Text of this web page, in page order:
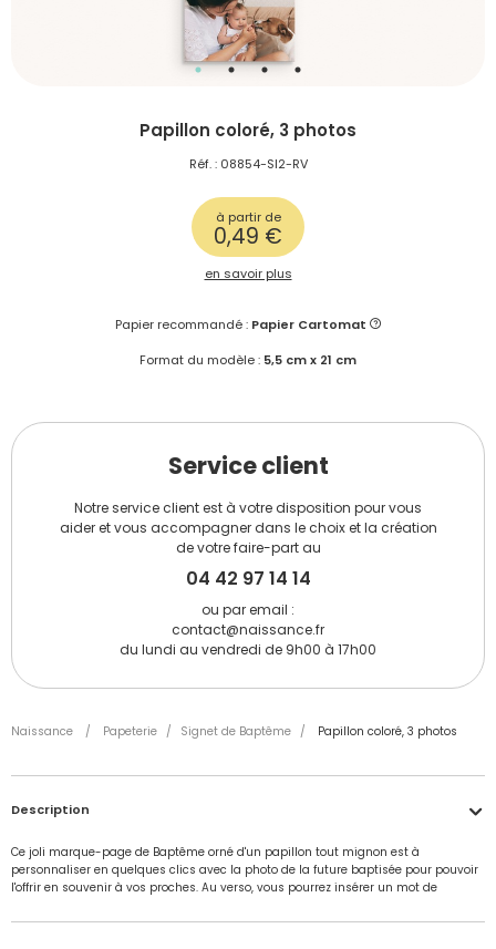
Papillon coloré, 3 photos
Réf. : 08854-SI2-RV
à partir de
0,49 €
en savoir plus
Papier recommandé :Papier Cartomat
Format du modèle : 5,5 cm x 21 cm
Service client
Notre service client est à votre disposition pour vous
aider et vous accompagner dans le choix et la création
de votre faire-part au
04 42 97 14 14
ou par email :
contact@naissance.fr
du lundi au vendredi de 9h00 à 17h00
Naissance / Papeterie / Signet de Baptême / Papillon coloré, 3 photos
Description
Ce joli marque-page de Baptême orné d'un papillon tout mignon est à
personnaliser en quelques clics avec la photo de la future baptisée pour pouvoir
l'offrir en souvenir à vos proches. Au verso, vous pourrez insérer un mot de
conduit, il est mon ami pour toujours " ou par exemple pour un parrainage civil" Il